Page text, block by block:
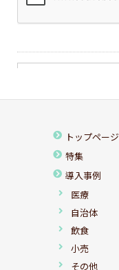
トップページ
特集
導入事例
医療
自治体
飲食
小売
その他